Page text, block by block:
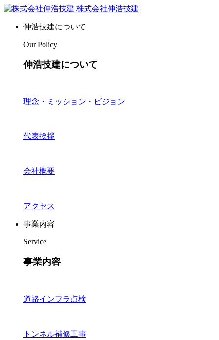
株式会社伸浩技建
伸浩技建について
Our Policy
伸浩技建について
理念・ミッション・ビジョン
代表挨拶
会社概要
アクセス
事業内容
Service
事業内容
道路インフラ点検
トンネル補修工事